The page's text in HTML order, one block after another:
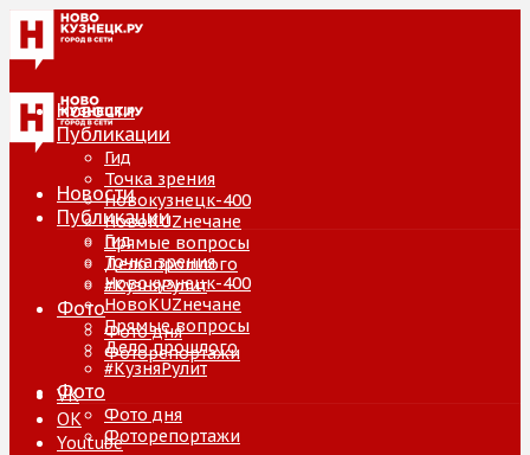
Новости
Публикации
Гид
Точка зрения
Новокузнецк-400
НовоKUZнечане
Прямые вопросы
Дело прошлого
#КузняРулит
Фото
Фото дня
Фоторепортажи
VK
ОК
Youtube
Новости
Публикации
Гид
Точка зрения
Новокузнецк-400
НовоKUZнечане
Прямые вопросы
Дело прошлого
#КузняРулит
Фото
Фото дня
Фоторепортажи